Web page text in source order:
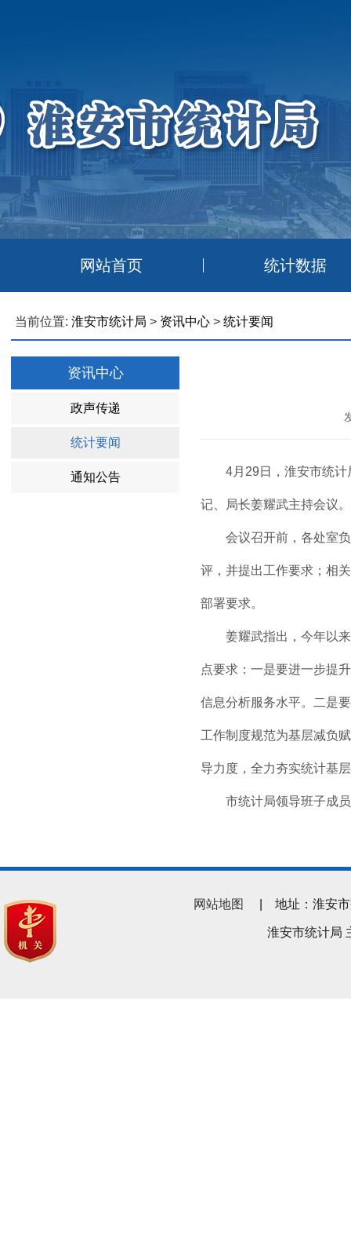
网站首页 统计数据
当前位置: 淮安市统计局 > 资讯中心 > 统计要闻
资讯中心
政声传递
统计要闻
通知公告 4月29日，淮安市统
记、局长姜耀武主持会议。
会议召开前，各处室
评，并提出工作要求；相
部署要求。
姜耀武指出，今年以
点要求：一是要进一步提
信息分析服务水平。二是
工作制度规范为基层减负
导力度，全力夯实统计基
市统计局领导班子成
网站地图 | 地址：淮安市
淮安市统计